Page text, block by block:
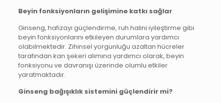
Beyin fonksiyonların gelişimine katkı sağlar
Ginseng, hafızayı güçlendirme, ruh halini iyileştirme gibi
beyin fonksiyonlarını etkileyen durumlara yardımcı
olabilmektedir. Zihinsel yorgunluğu azaltan hücreler
tarafından kan şekeri alımına yardımcı olarak, beyin
fonksiyonu ve davranışı üzerinde olumlu etkiler
yaratmaktadır.
Ginseng bağışıklık sistemini güçlendirir mi?